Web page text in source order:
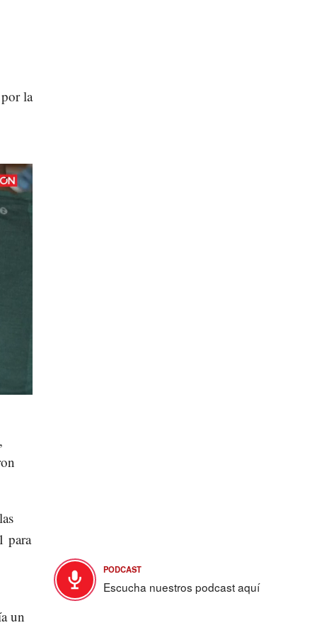
la
para
un
PODCAST
Escucha nuestros podcast aquí